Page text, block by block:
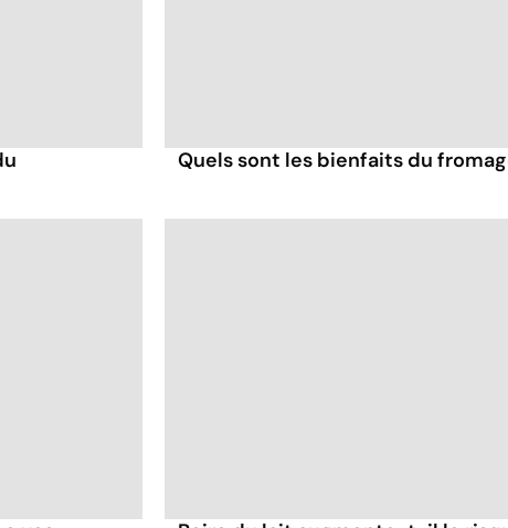
Quels sont les bienfaits du